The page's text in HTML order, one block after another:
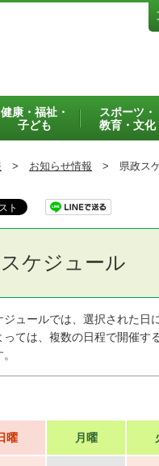
健康・福祉・
子ども
スポーツ・
教育・文化
> お知らせ情報 > 県政ス
ケジュール
ュールでは、選択された日
ては、複数の日程で開催す
曜 月曜